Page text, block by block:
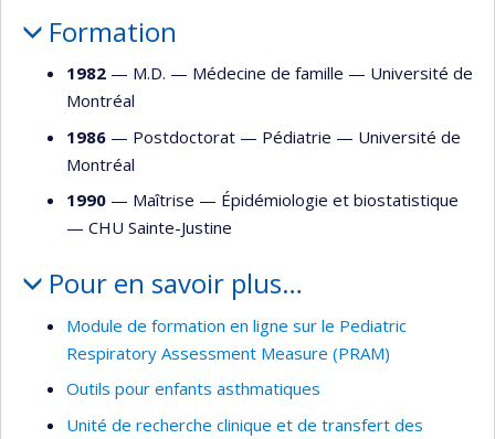
Formation
1982 — M.D. — Médecine de famille — Université de
Montréal
1986 — Postdoctorat — Pédiatrie — Université de
Montréal
1990 — Maîtrise — Épidémiologie et biostatistique
— CHU Sainte-Justine
Pour en savoir plus…
Module de formation en ligne sur le Pediatric
Respiratory Assessment Measure (PRAM)
Outils pour enfants asthmatiques
Unité de recherche clinique et de transfert des